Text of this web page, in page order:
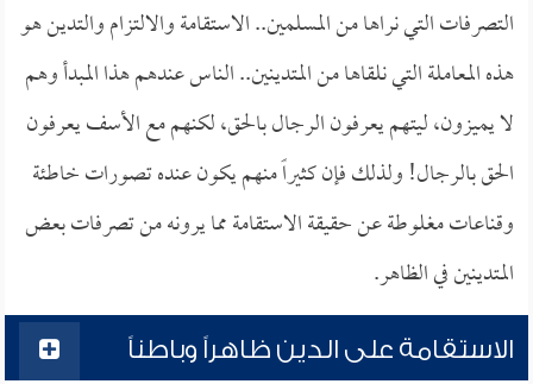
التصرفات التي نراها من المسلمين.. الاستقامة والالتزام والتدين هو
هذه المعاملة التي نلقاها من المتدينين.. الناس عندهم هذا المبدأ وهم
لا يميزون، ليتهم يعرفون الرجال بالحق، لكنهم مع الأسف يعرفون
الحق بالرجال! ولذلك فإن كثيراً منهم يكون عنده تصورات خاطئة
وقناعات مغلوطة عن حقيقة الاستقامة مما يرونه من تصرفات بعض
المتدينين في الظاهر.
الاستقامة على الدين ظاهراً وباطناً